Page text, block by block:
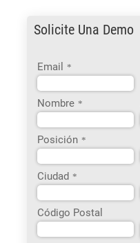
Solicite Una Demo
Email *
Nombre *
Posición *
Ciudad *
Código Postal